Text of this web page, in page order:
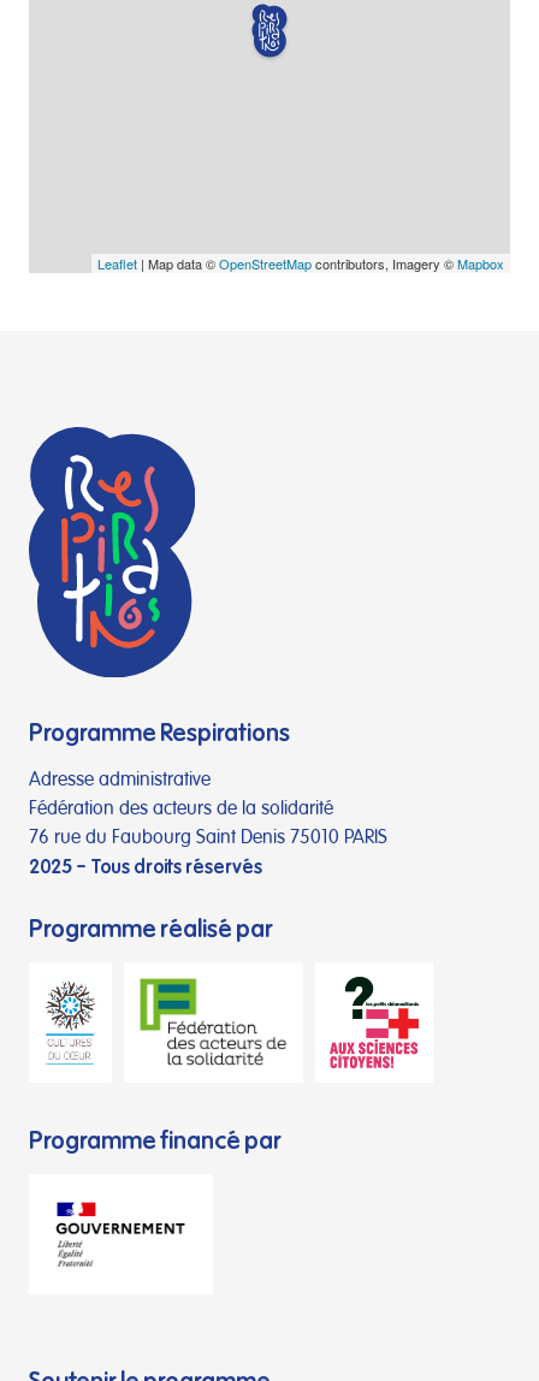
Leaflet | Map data ©OpenStreetMapcontributors, Imagery ©Mapbox
Programme Respirations
Adresse administrative
Fédération des acteurs de la solidarité
76 rue du Faubourg Saint Denis 75010 PARIS
2025 – Tous droits réservés
Programme réalisé par
Programme financé par